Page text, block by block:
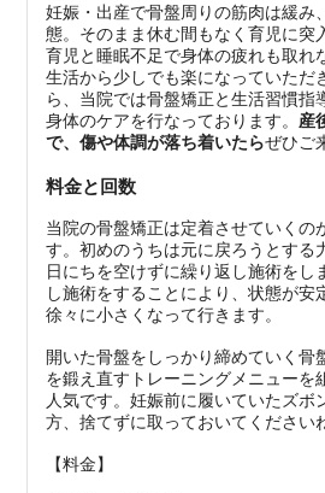
妊娠・出産で骨盤周りの筋肉は緩み
態。そのまま休む間もなく育児に突
育児と睡眠不足で身体の疲れも取れ
生活から少しでも楽になっていただ
ら、当院では骨盤矯正と生活習慣指
身体のケアを行なっております。 産
で、傷や体調が落ち着いたらぜひご
料金と回数
当院の骨盤矯正は定着させていくの
す。初めのうちは元に戻ろうとする
日にちを空けずに繰り返し施術をし
し施術をすることにより、状態が安
徐々に小さくなって行きます。
開いた骨盤をしっかり締めていく骨
を鍛え直すトレーニングメニューを
人気です。妊娠前に履いていたズボ
方、捨てずに取っておいてください
【料金】